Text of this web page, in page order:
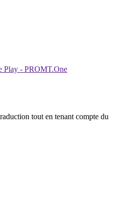
tout en tenant compte du